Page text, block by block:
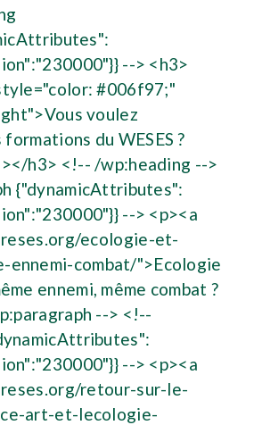
--> <h3>
#006f97;"
voulez
du WESES ?
h3> <!-- /wp:heading -->
{"dynamicAttributes":
--> <p><a
ecologie-et-
ennemi-combat/">Ecologie
ennemi, même combat ?
--> <!--
--> <p><a
retour-sur-le-
art-et-lecologie-